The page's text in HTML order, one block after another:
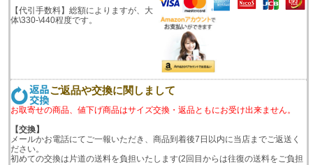
【代引手数料】総額によりますが、大
体\330-\440程度です。
ご返品や交換に関しまして
お取寄せの商品、値下げ商品はサイズ交換・返品ともにお受け出来ません。
【交換】
メールかお電話にてご一報いただき、商品到着後7日以内に当店までご返送く
ださい。
初めての交換は片道の送料を負担いたします(2回目からは往復の送料をご負担